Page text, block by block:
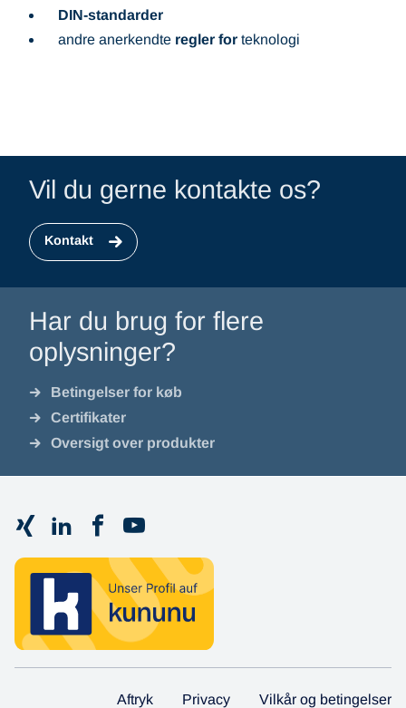
DIN-standarder
andre anerkendte regler for teknologi
Vil du gerne kontakte os?
Kontakt
Har du brug for flere
oplysninger?
Betingelser for køb
Certifikater
Oversigt over produkter
Aftryk Privacy Vilkår og betingelser